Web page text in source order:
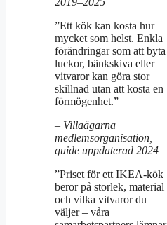
”Ett kök kan kosta hur
mycket som helst. Enkla
förändringar som att byta
luckor, bänkskiva eller
vitvaror kan göra stor
skillnad utan att kosta en
förmögenhet.”
– Villaägarna
medlemsorganisation,
guide uppdaterad 2024
”Priset för ett IKEA-kök
beror på storlek, material
och vilka vitvaror du
väljer – våra